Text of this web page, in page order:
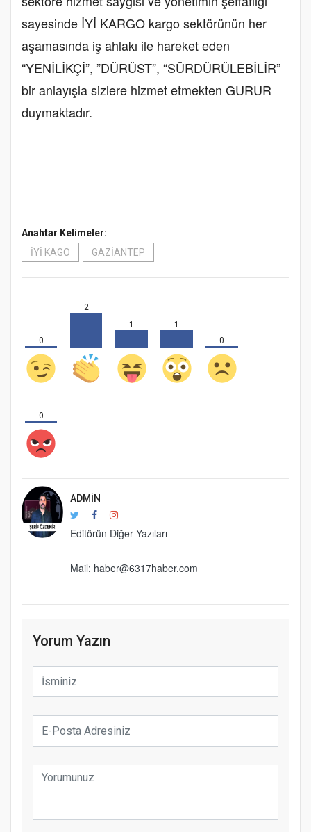
sayesinde İYİ KARGO kargo sektörünün her
aşamasında iş ahlakı ile hareket eden
“YENİLİKÇİ”, ”DÜRÜST”, “SÜRDÜRÜLEBİLİR”
bir anlayışla sizlere hizmet etmekten GURUR
duymaktadır.
Anahtar Kelimeler:
İYİ KAGO
GAZİANTEP
0
2
1
1
0
0
ADMIN
Editörün Diğer Yazıları
Mail: haber@6317haber.com
Yorum Yazın